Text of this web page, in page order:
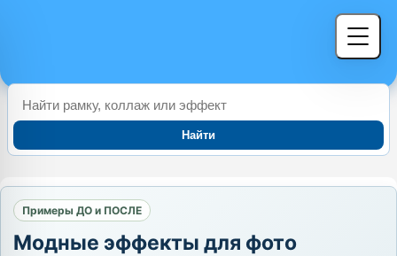
Найти
Примеры ДО и ПОСЛЕ
Модные эффекты для фото